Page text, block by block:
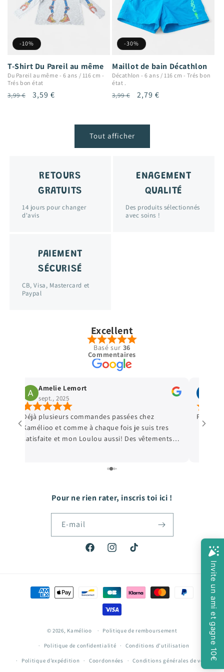
-10%
T-Shirt Du Pareil au même
Du Pareil au même -6 ans / 116 cm -
Trés bon état
Prix
3,99 €
Prix
3,59 €
-30%
Maillot de bain Décathlon
Décathlon -6 ans / 116 cm -Trés bon
état .
Prix
3,99 €
Prix
2,79 €
Tout afficher
RETOURS
GRATUITS
14 jours pour changer
d'avis
ENAGEMENT
QUALITÉ
Des produits sélectionnés
avec soins !
PAIEMENT
SÉCURISÉ
CB, Visa, Mastercard et
Paypal
Excellent
Basé sur 36
Commentaires
Amelie Lemort
sept., 2025
Déjà plusieurs commandes passées chez
Kamélioo et comme à chaque fois je suis tres
satisfaite et mon Loulou aussi! Des vêtements
vite! Hâte de passer ma prochaine commande!
Parfait
Pour ne rien rater, inscris toi ici !
E-mail
FacebookInstagramTikTok
Moyens
© 2026, Kamélioo Politique de remboursement
Politique de confidentialité Conditions d’utilisation
Politique d’expédition Coordonnées Conditions générales de vente